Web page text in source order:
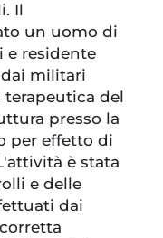
Il
un uomo di
e residente
militari
del
presso la
per effetto di
è stata
e delle
dai